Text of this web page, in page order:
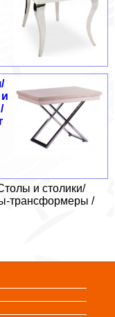
и столики/
трансформеры /